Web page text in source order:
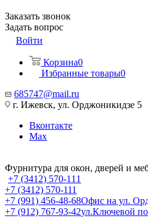
Заказать звонок
Задать вопрос
Войти
Корзина0
Избранные товары0
685747@mail.ru
г. Ижевск, ул. Орджоникидзе 5
Вконтакте
Max
Фурнитура для окон, дверей и
+7 (3412) 570-111
+7 (3412) 570-111
+7 (991) 456-48-68Офис на ул.
+7 (912) 767-93-42ул.Ключевой